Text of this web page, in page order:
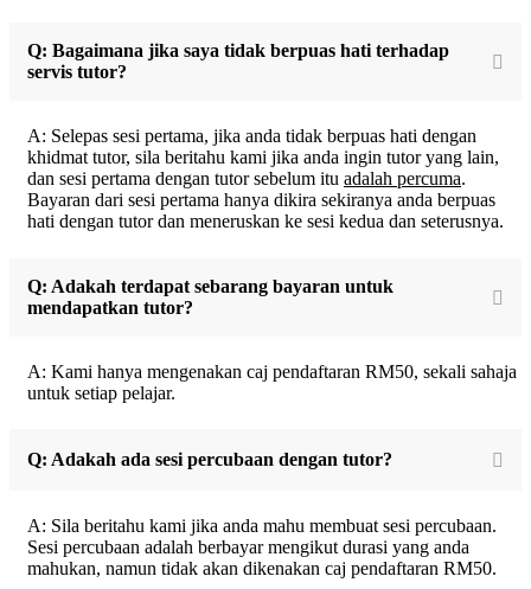
Q: Bagaimana jika saya tidak berpuas hati terhadap
servis tutor?
A: Selepas sesi pertama, jika anda tidak berpuas hati dengan
khidmat tutor, sila beritahu kami jika anda ingin tutor yang lain,
dan sesi pertama dengan tutor sebelum itu adalah percuma.
Bayaran dari sesi pertama hanya dikira sekiranya anda berpuas
hati dengan tutor dan meneruskan ke sesi kedua dan seterusnya.
Q: Adakah terdapat sebarang bayaran untuk
mendapatkan tutor?
A: Kami hanya mengenakan caj pendaftaran RM50, sekali sahaja
untuk setiap pelajar.
Q: Adakah ada sesi percubaan dengan tutor?
A: Sila beritahu kami jika anda mahu membuat sesi percubaan.
Sesi percubaan adalah berbayar mengikut durasi yang anda
mahukan, namun tidak akan dikenakan caj pendaftaran RM50.